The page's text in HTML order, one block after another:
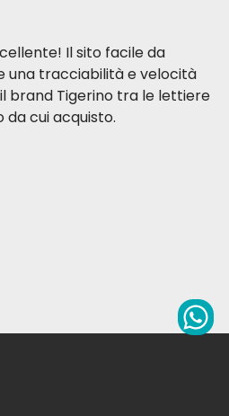
Il sito facile da
una tracciabilità e velocità
brand Tigerino tra le lettiere
cui acquisto.